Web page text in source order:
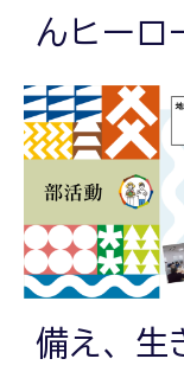
んヒーロ
備え、生